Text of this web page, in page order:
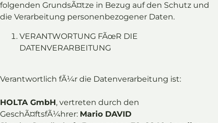
folgenden GrundsÃ¤tze in Bezug auf den Schutz und
die Verarbeitung personenbezogener Daten.
VERANTWORTUNG FÃœR DIE
DATENVERARBEITUNG
Verantwortlich fÃ¼r die Datenverarbeitung ist:
HOLTA GmbH, vertreten durch den
GeschÃ¤ftsfÃ¼hrer: Mario DAVID